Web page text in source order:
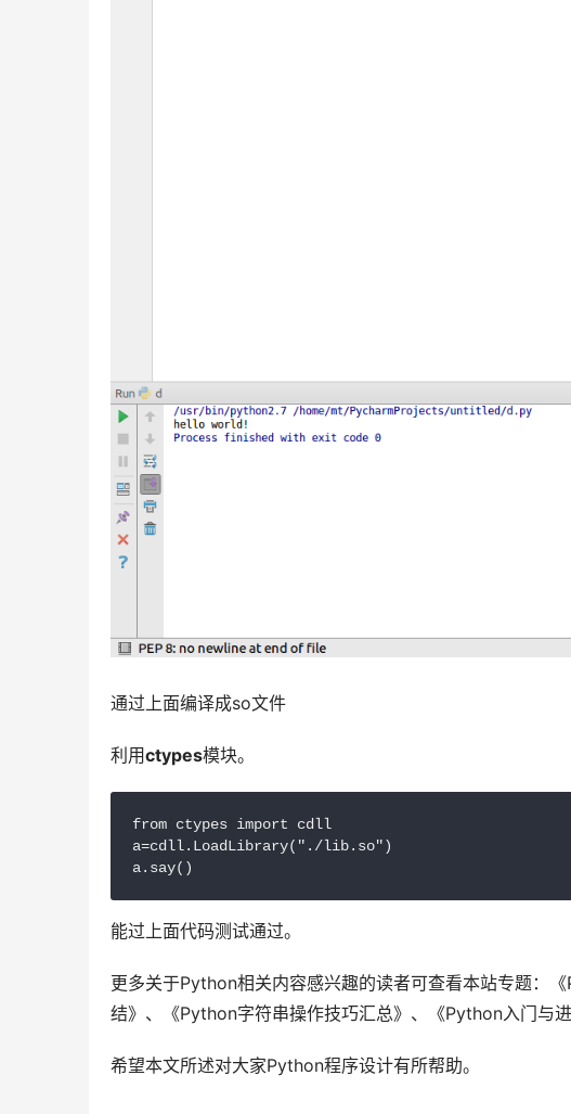
通过上面编译成so文件
利用ctypes模块。
from ctypes import cdll
a=cdll.LoadLibrary("./lib.so")
能过上面代码测试通过。
更多关于Python相关内容感兴趣的读者可查看本站专题：
结》、《Python字符串操作技巧汇总》、《Python入门与
希望本文所述对大家Python程序设计有所帮助。